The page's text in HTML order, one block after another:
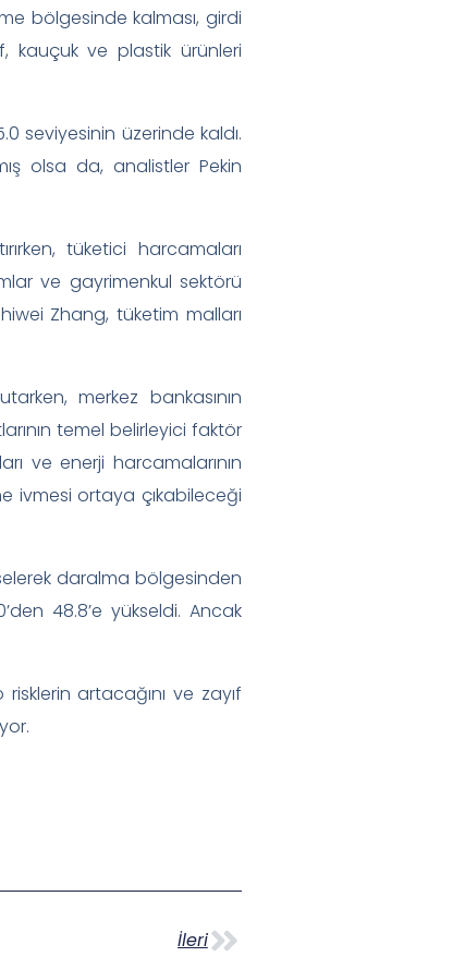
bölgesinde kalması, girdi
kauçuk ve plastik ürünleri
seviyesinin üzerinde kaldı.
olsa da, analistler Pekin
tüketici harcamaları
ve gayrimenkul sektörü
Zhang, tüketim malları
merkez bankasının
temel belirleyici faktör
ve enerji harcamalarının
ivmesi ortaya çıkabileceği
daralma bölgesinden
48.8’e yükseldi. Ancak
artacağını ve zayıf
İleri